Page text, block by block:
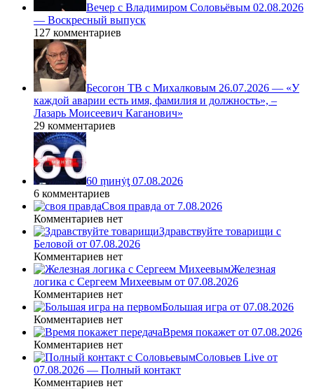
Вечер с Владимиром Соловьёвым 02.08.2026
— Воскресный выпуск
127 комментариев
Бесогон ТВ с Михалковым 26.07.2026 — «У
каждой аварии есть имя, фамилия и должность», –
Лазарь Моисеевич Каганович»
29 комментариев
60 ṃинẏƫ 07.08.2026
6 комментариев
Своя правда от 7.08.2026
Комментариев нет
Здравствуйте товарищи с
Беловой от 07.08.2026
Комментариев нет
Железная
логика с Сергеем Михеевым от 07.08.2026
Комментариев нет
Большая игра от 07.08.2026
Комментариев нет
Время покажет от 07.08.2026
Комментариев нет
Соловьев Live от
07.08.2026 — Полный контакт
Комментариев нет